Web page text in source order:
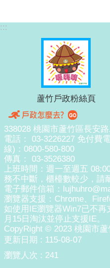
:::
蘆竹戶政粉絲頁
338028 桃園市蘆竹區長安
電話： 03-3226227 免付費
線)：0800-580-800
傳真： 03-3526380
上班時間：週一至週五
務不中斷，櫃檯數較少，請
電子郵件信箱：
瀏覽器支援：Chrome、
如使用IE瀏覽器Win7已不再
月15日淘汰並停止支援IE。
CopyRight © 2023 桃園市
更新日期
115-08-07
瀏覽人次
241